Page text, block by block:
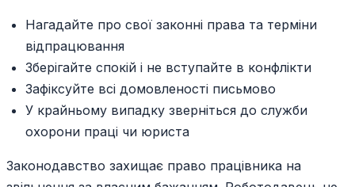
Нагадайте про свої законні права та терміни
відпрацювання
Зберігайте спокій і не вступайте в конфлікти
Зафіксуйте всі домовленості письмово
У крайньому випадку зверніться до служби
охорони праці чи юриста
Законодавство захищає право працівника на